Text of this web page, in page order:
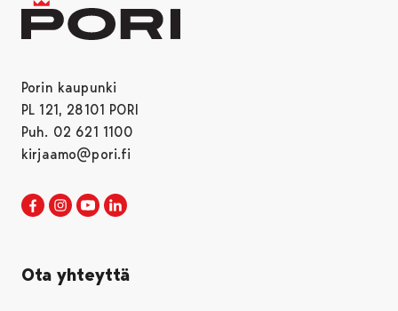
Porin kaupunki
PL 121, 28101 PORI
Puh. 02 621 1100
kirjaamo@pori.fi
Porin kaupunki Facebookissa
Avautuu uudessa välilehdessä
Porin kaupunki Instagramissa
Avautuu uudessa välilehdessä
Porin kaupunki Youtubessa
Avautuu uudessa välilehdessä
Ota yhteyttä